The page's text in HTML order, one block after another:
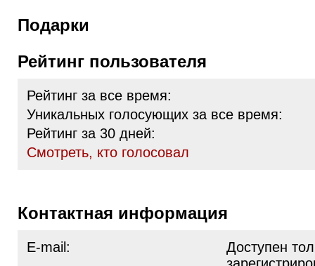
Подарки
Рейтинг пользователя
Рейтинг за все время:
Уникальных голосующих за все время:
Рейтинг за 30 дней:
Cмотреть, кто голосовал
Контактная информация
E-mail:
Доступен